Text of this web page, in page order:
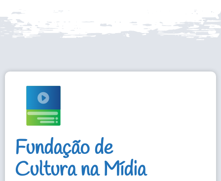
Fundação de
Cultura na Mídia